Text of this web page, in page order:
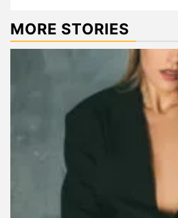
MORE STORIES